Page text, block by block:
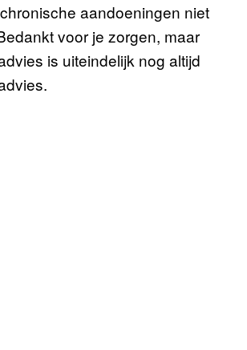
aandoeningen niet
voor je zorgen, maar
is uiteindelijk nog altijd